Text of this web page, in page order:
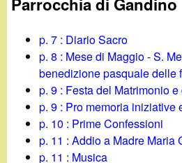
p. 7 : Diario Sacro
p. 8 : Mese di Maggio - S.
benedizione pasquale delle
p. 9 : Festa del Matrimonio
p. 9 : Pro memoria iniziative
p. 10 : Prime Confessioni
p. 11 : Addio a Madre Maria
p. 11 : Musica